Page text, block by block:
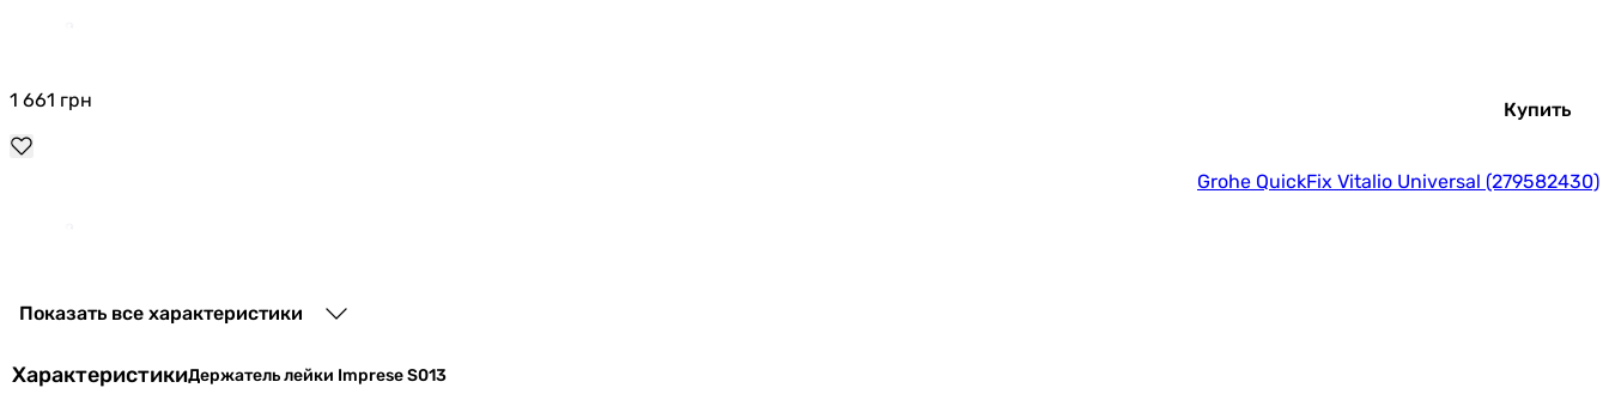
1 661 грн Купить
Grohe QuickFix Vitalio Universal (279582430)
1 559
Показать все характеристики
ХарактеристикиДержатель лейки Imprese S013